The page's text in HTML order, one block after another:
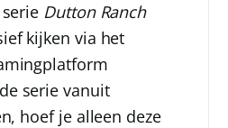
Dutton Ranch
kijken via het
serie vanuit
hoef je alleen deze